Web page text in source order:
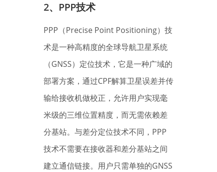
2、 PPP技术
PPP（Precise Point Positioning）技
术是一种高精度的全球导航卫星系统
（GNSS）定位技术，它是一种广域的
部署方案，通过CPF解算卫星误差并传
输给接收机做校正，允许用户实现毫
米级的三维位置精度，而无需依赖差
分基站。与差分定位技术不同，PPP
技术不需要在接收器和差分基站之间
建立通信链接。用户只需单独的GNSS